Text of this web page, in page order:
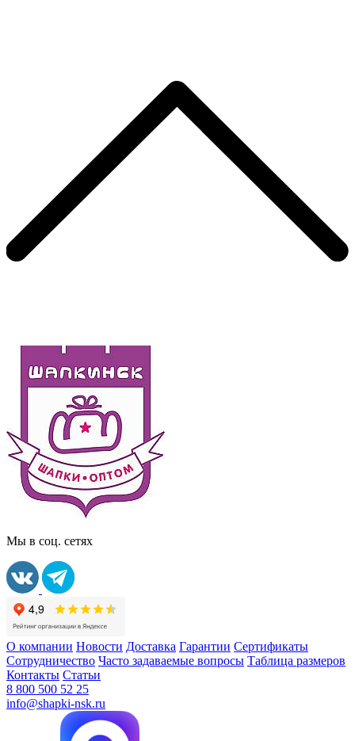
Мы в соц. сетях
О компании Новости Доставка Гарантии Сертификаты
Сотрудничество Часто задаваемые вопросы Таблица размеров
Контакты Статьи
8 800 500 52 25
info@shapki-nsk.ru